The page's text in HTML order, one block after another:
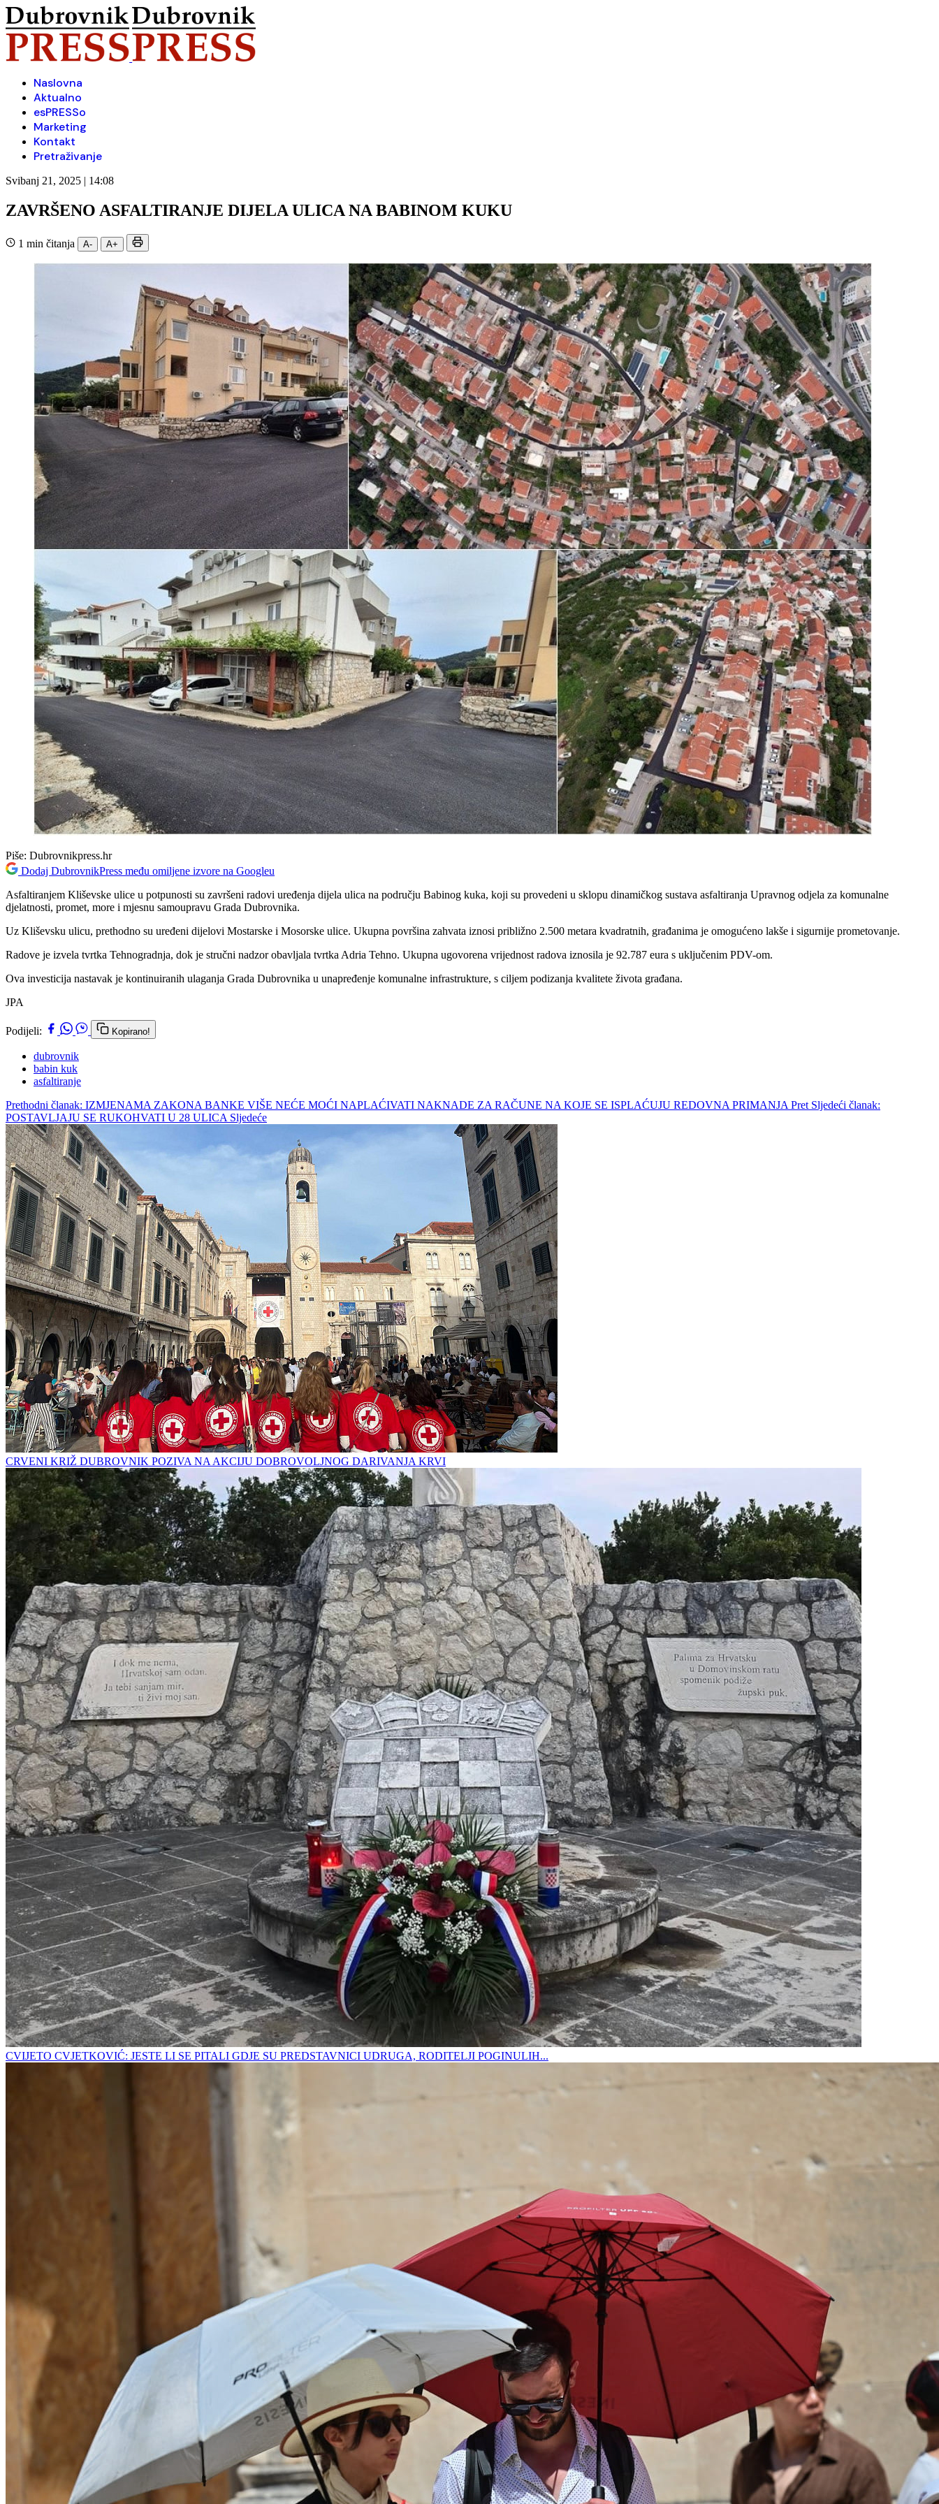
Naslovna
Aktualno
esPRESSo
Marketing
Kontakt
Pretraživanje
Svibanj 21, 2025 | 14:08
ZAVRŠENO ASFALTIRANJE DIJELA ULICA NA BABINOM KUKU
1 min čitanja A- A+
Piše: Dubrovnikpress.hr
Dodaj DubrovnikPress među omiljene izvore na Googleu
Asfaltiranjem Kliševske ulice u potpunosti su završeni radovi uređenja dijela ulica na području Babinog kuka, koji su provedeni u sklopu dinamičkog sustava asfaltiranja Upravnog odjela za komunalne
djelatnosti, promet, more i mjesnu samoupravu Grada Dubrovnika.
Uz Kliševsku ulicu, prethodno su uređeni dijelovi Mostarske i Mosorske ulice. Ukupna površina zahvata iznosi približno 2.500 metara kvadratnih, građanima je omogućeno lakše i sigurnije prometovanje.
Radove je izvela tvrtka Tehnogradnja, dok je stručni nadzor obavljala tvrtka Adria Tehno. Ukupna ugovorena vrijednost radova iznosila je 92.787 eura s uključenim PDV-om.
Ova investicija nastavak je kontinuiranih ulaganja Grada Dubrovnika u unapređenje komunalne infrastrukture, s ciljem podizanja kvalitete života građana.
JPA
Podijeli: Kopirano!
dubrovnik
babin kuk
asfaltiranje
Prethodni članak: IZMJENAMA ZAKONA BANKE VIŠE NEĆE MOĆI NAPLAĆIVATI NAKNADE ZA RAČUNE NA KOJE SE ISPLAĆUJU REDOVNA PRIMANJA Pret Sljedeći članak:
POSTAVLJAJU SE RUKOHVATI U 28 ULICA Sljedeće
CRVENI KRIŽ DUBROVNIK POZIVA NA AKCIJU DOBROVOLJNOG DARIVANJA KRVI
CVIJETO CVJETKOVIĆ: JESTE LI SE PITALI GDJE SU PREDSTAVNICI UDRUGA, RODITELJI POGINULIH...